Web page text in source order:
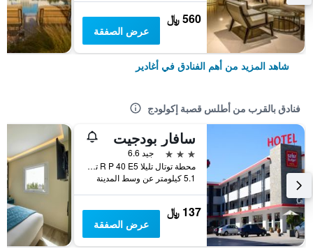
560 ﷼
عرض الصفقة
شاهد المزيد من أهم الفنادق في أغادير
فنادق بالقرب من أطلس قصبة إكولودج
سافار بودجيت
3 نجوم
جيد 6.6
محطة توتال تليلا R P 40 E5 تاسيلا - الدشيرة الجهادية, أغادير, المغرب
5.1 كيلومتر عن وسط المدينة
137 ﷼
عرض الصفقة